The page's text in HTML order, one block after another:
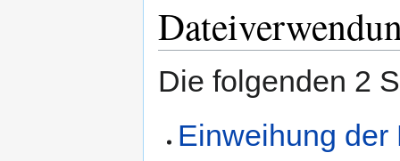
Die folgenden 2
Einweihung der